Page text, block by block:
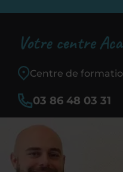
Votre centre
Centre de
03 86 48 03 31